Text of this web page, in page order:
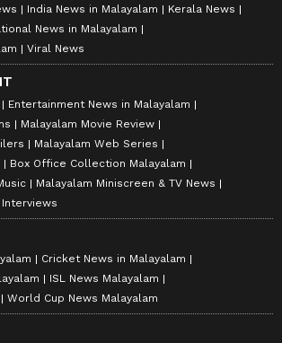
India News in Malayalam
Kerala News
News in Malayalam
Viral News
Entertainment News in Malayalam
Malayalam Movie Review
Malayalam Web Series
Box Office Collection Malayalam
Malayalam Miniscreen & TV News
Cricket News in Malayalam
ISL News Malayalam
World Cup News Malayalam